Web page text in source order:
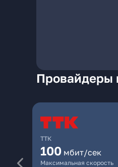
Провайдеры
ТТК
100 мбит/сек
Максимальная скорость